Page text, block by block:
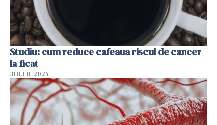
Studiu: cum reduce cafeaua riscul de cancer
la ficat
31 IULIE 2026